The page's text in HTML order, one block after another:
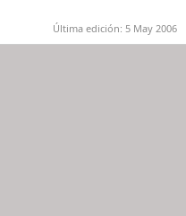
Última edición: 5 May 2006